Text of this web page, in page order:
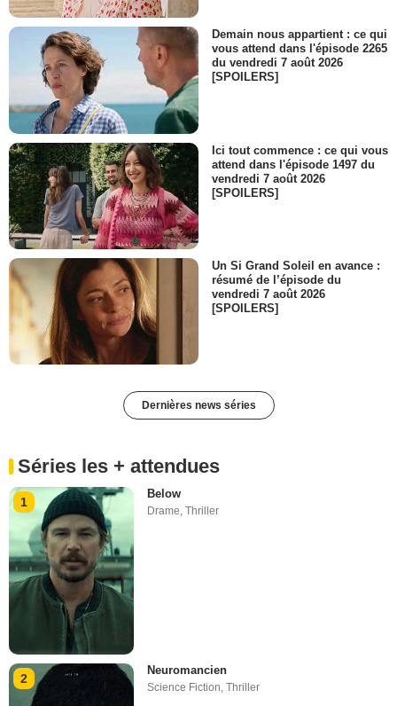
Demain nous appartient : ce qui
vous attend dans l'épisode 2265
du vendredi 7 août 2026
[SPOILERS]
Ici tout commence : ce qui vous
attend dans l'épisode 1497 du
vendredi 7 août 2026
[SPOILERS]
Un Si Grand Soleil en avance :
résumé de l’épisode du
vendredi 7 août 2026
[SPOILERS]
Dernières news séries
Séries les + attendues
1
Below
Drame,Thriller
2
Neuromancien
Science Fiction ,Thriller